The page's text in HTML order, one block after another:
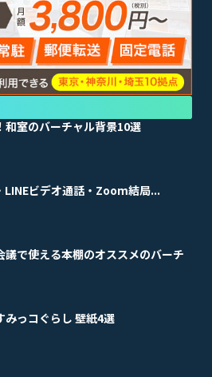
和室のバーチャル背景10選
ビデオ通話・Zoom結局...
議で使える本棚のオススメのバーチ
みっコぐらし 壁紙4選